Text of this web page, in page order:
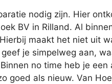
nodig zijn. Hier
BV in Rilland. Al
maakt het niet uit
je simpelweg aan,
no time heb je
goed als nieuw. Van